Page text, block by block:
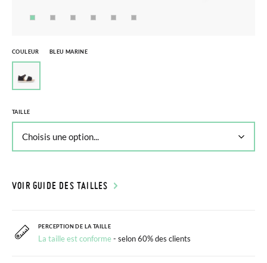
COULEUR BLEU MARINE
TAILLE
VOIR GUIDE DES TAILLES
PERCEPTION DE LA TAILLE
La taille est conforme- selon 60% des clients